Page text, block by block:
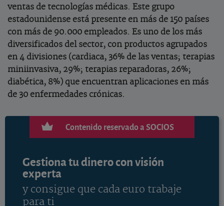
ventas de tecnologías médicas. Este grupo
estadounidense está presente en más de 150 países
con más de 90.000 empleados. Es uno de los más
diversificados del sector, con productos agrupados
en 4 divisiones (cardiaca, 36% de las ventas; terapias
miniinvasiva, 29%; terapias reparadoras, 26%;
diabética, 8%) que encuentran aplicaciones en más
de 30 enfermedades crónicas.
Contenido reservado a SOCIOS
Gestiona tu dinero con visión
experta
y consigue que cada euro trabaje
para ti